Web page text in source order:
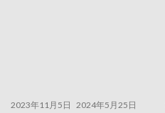
2023年11月5日 2024年5月25日